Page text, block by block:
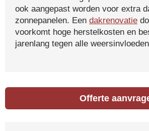
ook aangepast worden voor extra
zonnepanelen. Een dakrenovatie
voorkomt hoge herstelkosten en
jarenlang tegen alle
Offerte